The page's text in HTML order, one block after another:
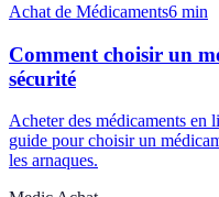
Achat de Médicaments6 min
Comment choisir un
sécurité
Acheter des médicaments en
guide pour choisir un
les arnaques.